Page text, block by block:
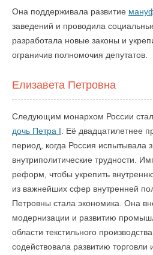
Она поддерживала развитие
заведений и проводила
разработала новые законы и
ограничив полномочия депутатов.
Елизавета Петровна
Следующим монархом России
дочь Петра I . Её двадцатилетнее
период, когда Россия испытывала
внутриполитические трудности.
реформ, чтобы укрепить
из важнейших сфер внутренней
Петровны стала экономика. Она
модернизации и развитию
области текстильного
содействовала развитию торговли